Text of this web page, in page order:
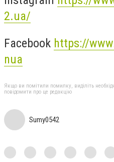
2.ua/
Facebook https://
nua
Якщо ви помітили помилку, виділіть
повідомити про це редакцію
Sumy0542